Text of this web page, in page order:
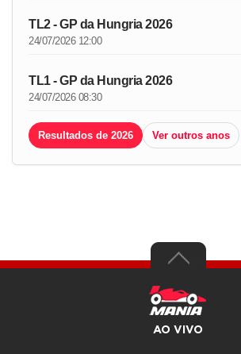
TL2 - GP da Hungria 2026
24/07/2026 12:00
TL1 - GP da Hungria 2026
24/07/2026 08:30
Resultados de 2026 Ver outros anos
AO VIVO